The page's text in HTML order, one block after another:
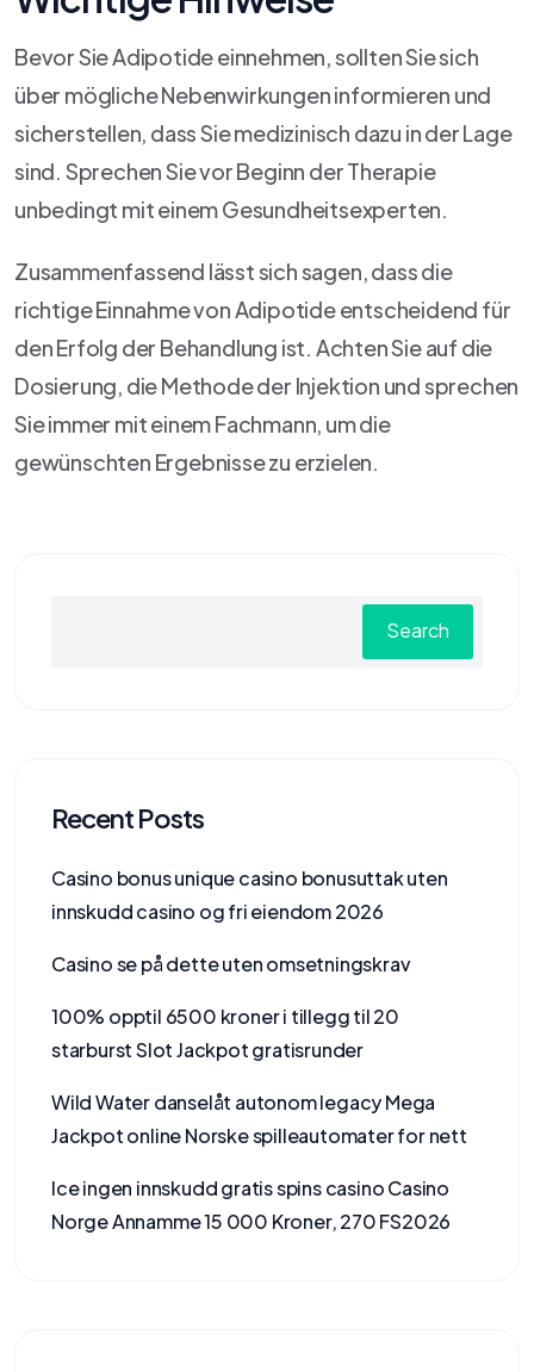
Bevor Sie Adipotide einnehmen, sollten Sie sich
über mögliche Nebenwirkungen informieren und
sicherstellen, dass Sie medizinisch dazu in der Lage
sind. Sprechen Sie vor Beginn der Therapie
unbedingt mit einem Gesundheitsexperten.
Zusammenfassend lässt sich sagen, dass die
richtige Einnahme von Adipotide entscheidend für
den Erfolg der Behandlung ist. Achten Sie auf die
Dosierung, die Methode der Injektion und sprechen
Sie immer mit einem Fachmann, um die
gewünschten Ergebnisse zu erzielen.
Search
Recent Posts
Casino bonus unique casino bonusuttak uten
innskudd casino og fri eiendom 2026
Casino se på dette uten omsetningskrav
100% opptil 6500 kroner i tillegg til 20
starburst Slot Jackpot gratisrunder
Wild Water danselåt autonom legacy Mega
Jackpot online Norske spilleautomater for nett
Ice ingen innskudd gratis spins casino Casino
Norge Annamme 15 000 Kroner, 270 FS2026